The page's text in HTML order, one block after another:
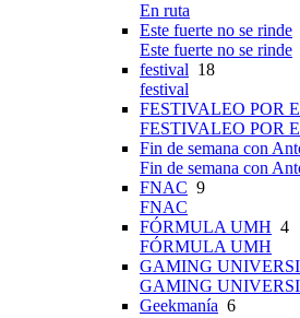
En ruta
Este fuerte no se rinde
Este fuerte no se rinde
festival 18
festival
FESTIVALEO POR
FESTIVALEO POR
Fin de semana con
Fin de semana con
FNAC 9
FNAC
FÓRMULA UMH 4
FÓRMULA UMH
GAMING
GAMING
Geekmanía 6